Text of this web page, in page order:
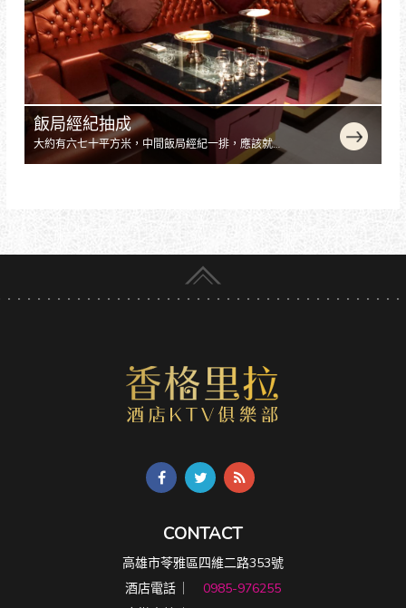
飯局經紀抽成
大約有六七十平方米，中間飯局經紀一排，應該就是
傳說中的少爺。走進大廳，眼前的一切才讓人飯局經
CONTACT
高雄市苓雅區四維二路353號
酒店電話 ︳ 0985-976255